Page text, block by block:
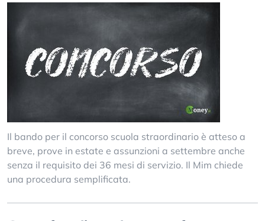
Il bando per il concorso scuola straordinario è atteso a
breve, prove in estate e assunzioni a settembre anche
senza il requisito dei 36 mesi di servizio. Il Mim chiede
una procedura semplificata.